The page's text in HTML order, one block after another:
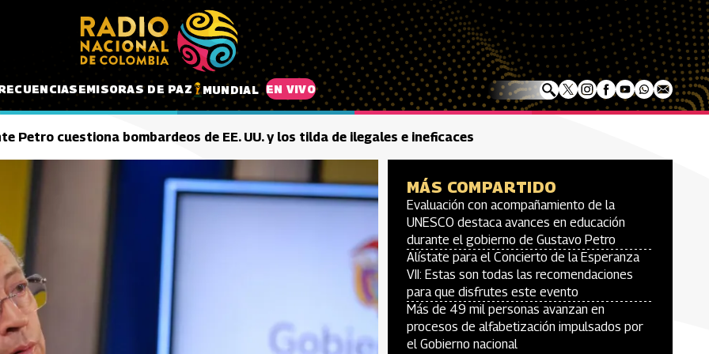
EMISORAS DE PAZ MUNDIAL EN VIVO
Petro cuestiona bombardeos de EE. UU. y los tilda de ilegales e ineficaces
MÁS COMPARTIDO
Evaluación con acompañamiento de la
UNESCO destaca avances en educación
durante el gobierno de Gustavo Petro
Alístate para el Concierto de la Esperanza
VII: Estas son todas las recomendaciones
para que disfrutes este evento
Más de 49 mil personas avanzan en
procesos de alfabetización impulsados por
el Gobierno nacional